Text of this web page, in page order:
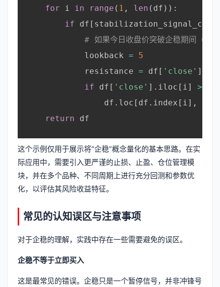
for i in range ( 1 , len ( df ) ) :
if df [ stabilization_signal_col
# 如果今日收盘价突破企稳期间（如
            lookback
=
5
            resistance
= df [ 'close' ]
if df [ 'close' ] . iloc [ i] >
                df
. loc [ df . index [ i] ,
return df
这个示例仅用于展示将“企稳”概念量化的基本思路。在实
际应用中，需要引入更严谨的止损、止盈、仓位管理模
块，并在多个品种、不同周期上进行充分回测和参数优
化，以评估其风险收益特征。
常见的认知误区与注意事项
对于企稳的理解，实践中存在一些需要避免的误区。
企稳不等于立即买入
这是最常见的错误。企稳只是一个暂停信号，并非冲锋号